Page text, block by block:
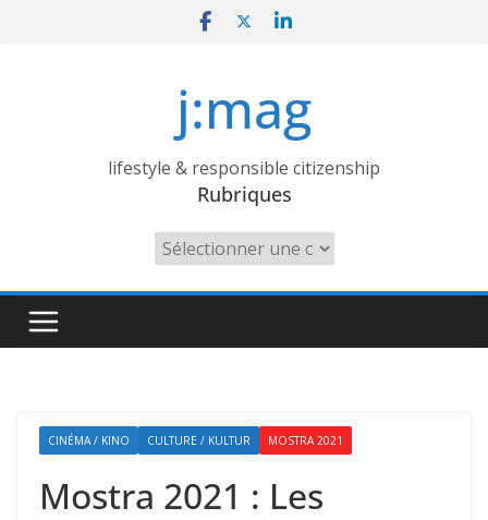
j:mag
lifestyle & responsible citizenship
Rubriques
Rubriques
CINÉMA / KINO CULTURE / KULTUR MOSTRA 2021
Mostra 2021 : Les